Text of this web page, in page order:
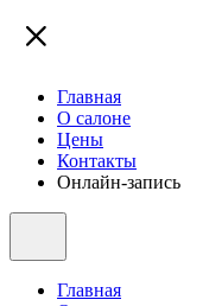
Главная
О салоне
Цены
Контакты
Онлайн-запись
Главная